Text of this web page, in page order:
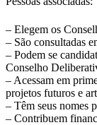
– Elegem os
– São consultadas
– Podem se
Conselho
– Acessam em
projetos futuros e
– Têm seus nomes
– Contribuem